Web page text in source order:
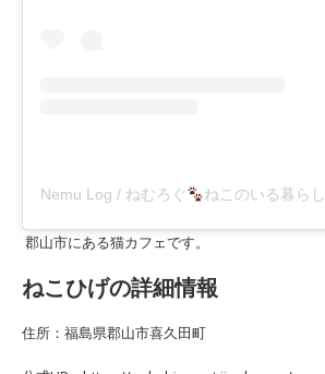
Nemu Log / ねむろぐ ねこのいる暮らし
郡山市にある猫カフェです。
ねこひげの詳細情報
住所：福島県郡山市喜久田町